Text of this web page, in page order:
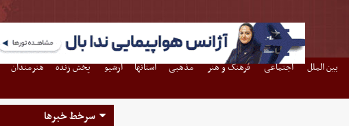
بین الملل اجتماعی فرهنگ و هنر مذهبی استانها آرشیو پخش زنده هنرمندان
سرخط خبرها